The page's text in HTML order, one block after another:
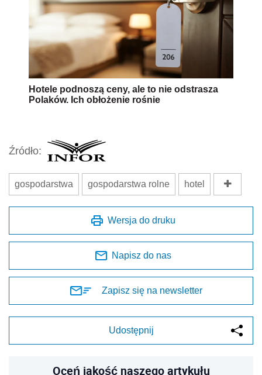
Hotele podnoszą ceny, ale to nie odstrasza
Polaków. Ich obłożenie rośnie
Źródło:
gospodarstwa gospodarstwa rolne hotel
Wersja do druku
Napisz do nas
Zapisz się na newsletter
Udostępnij
Oceń jakość naszego artykułu